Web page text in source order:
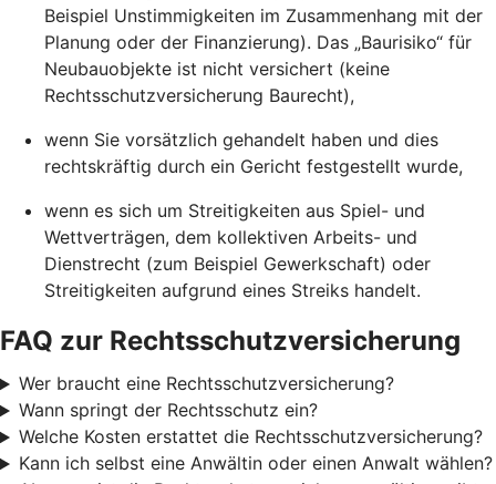
Beispiel Unstimmigkeiten im Zusammenhang mit der
Planung oder der Finanzierung). Das „Baurisiko“ für
Neubauobjekte ist nicht versichert (keine
Rechtsschutzversicherung Baurecht),
wenn Sie vorsätzlich gehandelt haben und dies
rechtskräftig durch ein Gericht festgestellt wurde,
wenn es sich um Streitigkeiten aus Spiel- und
Wettverträgen, dem kollektiven Arbeits- und
Dienstrecht (zum Beispiel Gewerkschaft) oder
Streitigkeiten aufgrund eines Streiks handelt.
FAQ zur Rechtsschutzversicherung
Wer braucht eine Rechtsschutzversicherung?
Wann springt der Rechtsschutz ein?
Welche Kosten erstattet die Rechtsschutzversicherung?
Kann ich selbst eine Anwältin oder einen Anwalt wählen?